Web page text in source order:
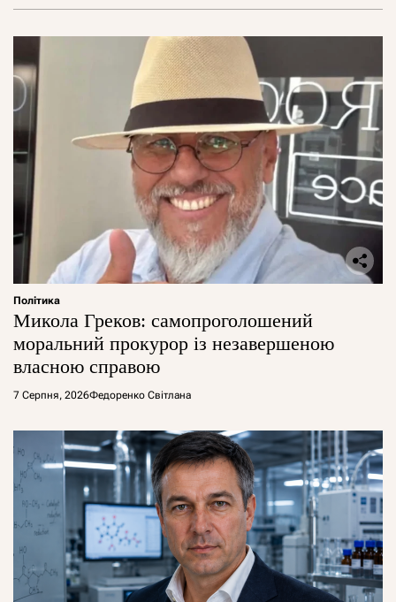
Політика
Микола Греков: самопроголошений
моральний прокурор із незавершеною
власною справою
7 Серпня, 2026Федоренко Світлана